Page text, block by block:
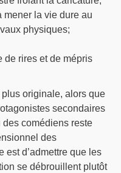
mener la vie dure au
physiques;
de rires et de mépris
plus originale, alors que
secondaires
comédiens reste
des
est d’admettre que les
se débrouillent plutôt